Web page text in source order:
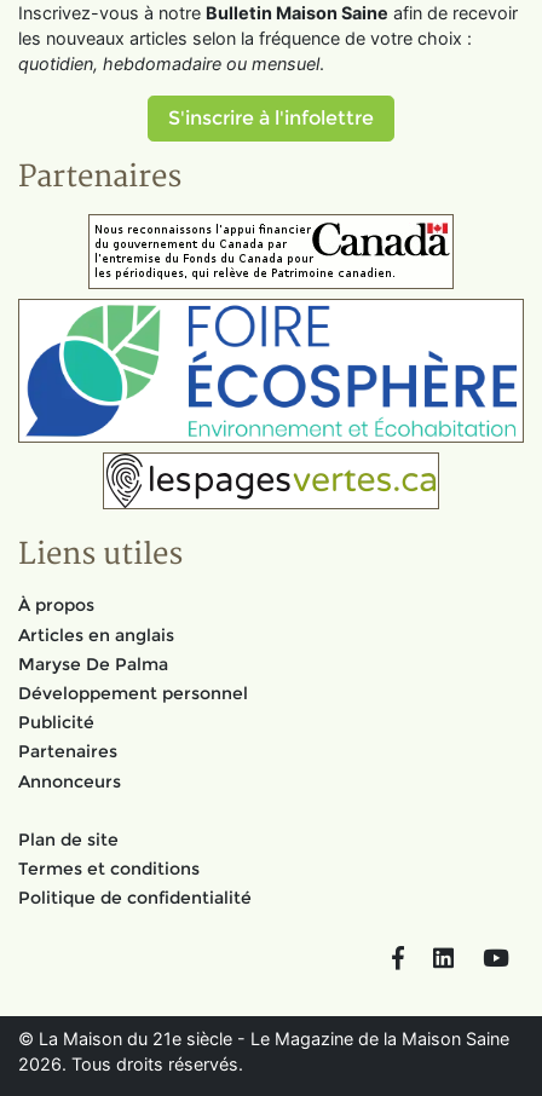
Inscrivez-vous à notre Bulletin Maison Saine afin de recevoir
les nouveaux articles selon la fréquence de votre choix :
quotidien, hebdomadaire ou mensuel.
S'inscrire à l'infolettre
Partenaires
Liens utiles
À propos
Articles en anglais
Maryse De Palma
Développement personnel
Publicité
Partenaires
Annonceurs
Plan de site
Termes et conditions
Politique de confidentialité
FacebookLinkedIn
© La Maison du 21e siècle - Le Magazine de la Maison Saine
2026. Tous droits réservés.